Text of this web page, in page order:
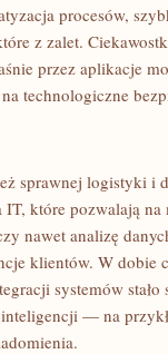
procesów,
z zalet.
przez aplikacje
technologiczne
sprawnej logistyki i
które pozwalają
nawet analizę
klientów. W
systemów stało
— na